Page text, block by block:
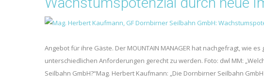
Angebot für ihre Gäste. Der MOUNTAIN MANAGER hat nachgefragt, wie
unterschiedlichen Anforderungen gerecht zu werden. Foto: dwl MM:
Seilbahn GmbH?“Mag. Herbert Kaufmann: „Die Dornbirner Seilbahn